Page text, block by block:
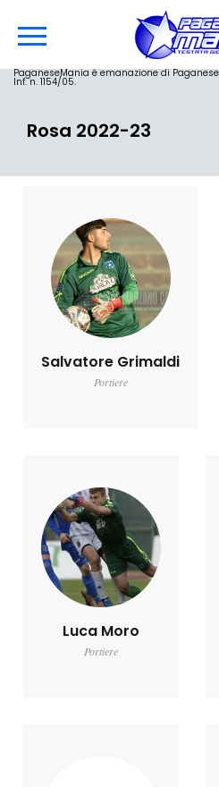
PaganeseMania è emanazione di
Inf. n. 1154/05.
Rosa 2022-23
Salvatore Grimaldi
Portiere
Luca Moro
Portiere